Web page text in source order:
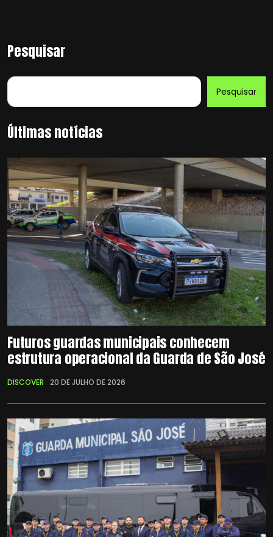
Pesquisar
Pesquisar
Últimas notícias
Futuros guardas municipais conhecem
estrutura operacional da Guarda de São José
DISCOVER 20 DE JULHO DE 2026